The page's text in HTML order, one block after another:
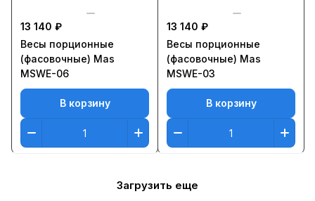
13 140 ₽
Весы порционные
(фасовочные) Mas
MSWE-06
В корзину
13 140 ₽
Весы порционные
(фасовочные) Mas
MSWE-03
В корзину
Загрузить еще